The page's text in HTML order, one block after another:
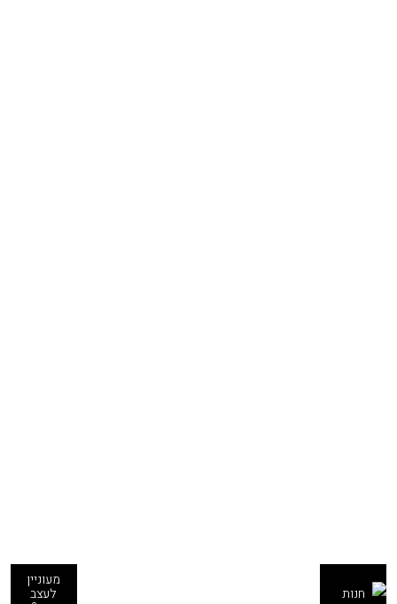
מעוניין
לעצב חנות